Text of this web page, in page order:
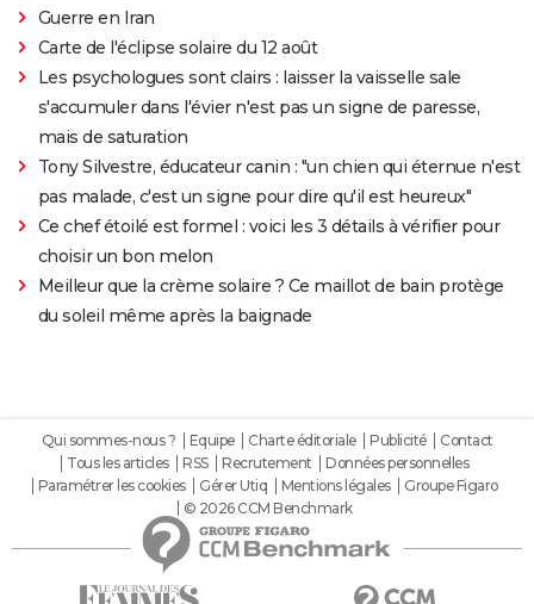
Guerre en Iran
Carte de l'éclipse solaire du 12 août
Les psychologues sont clairs : laisser la vaisselle sale
s'accumuler dans l'évier n'est pas un signe de paresse,
mais de saturation
Tony Silvestre, éducateur canin : "un chien qui éternue n'est
pas malade, c'est un signe pour dire qu'il est heureux"
Ce chef étoilé est formel : voici les 3 détails à vérifier pour
choisir un bon melon
Meilleur que la crème solaire ? Ce maillot de bain protège
du soleil même après la baignade
Qui sommes-nous ? Equipe Charte éditoriale Publicité
Contact
Tous les articles
RSS Recrutement
Données personnelles
Paramétrer les cookies
Gérer Utiq Mentions légales
Groupe Figaro
© 2026 CCM Benchmark